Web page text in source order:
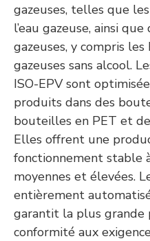
gazeuses, telles que
l’eau gazeuse, ainsi
gazeuses, y compris
gazeuses sans alcool.
ISO-EPV sont
produits dans des
bouteilles en PET et
Elles offrent une
fonctionnement stable
moyennes et élevées.
entièrement
garantit la plus grande
conformité aux